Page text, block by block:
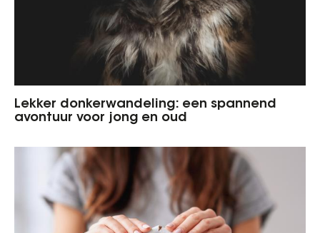
Lekker donkerwandeling: een spannend
avontuur voor jong en oud